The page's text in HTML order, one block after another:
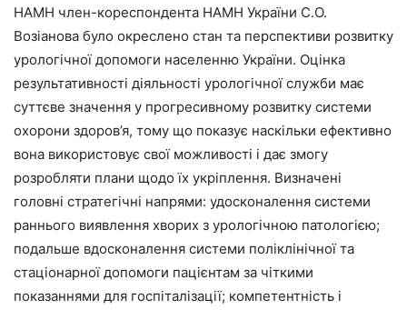
НАМН член-кореспондента НАМН України С.О.
Возіанова було окреслено стан та перспективи розвитку
урологічної допомоги населенню України. Оцінка
результативності діяльності урологічної служби має
суттєве значення у прогресивному розвитку системи
охорони здоров’я, тому що показує наскільки ефективно
вона використовує свої можливості і дає змогу
розробляти плани щодо їх укріплення. Визначені
головні стратегічні напрями: удосконалення системи
раннього виявлення хворих з урологічною патологією;
подальше вдосконалення системи поліклінічної та
стаціонарної допомоги пацієнтам за чіткими
показаннями для госпіталізації; компетентність і